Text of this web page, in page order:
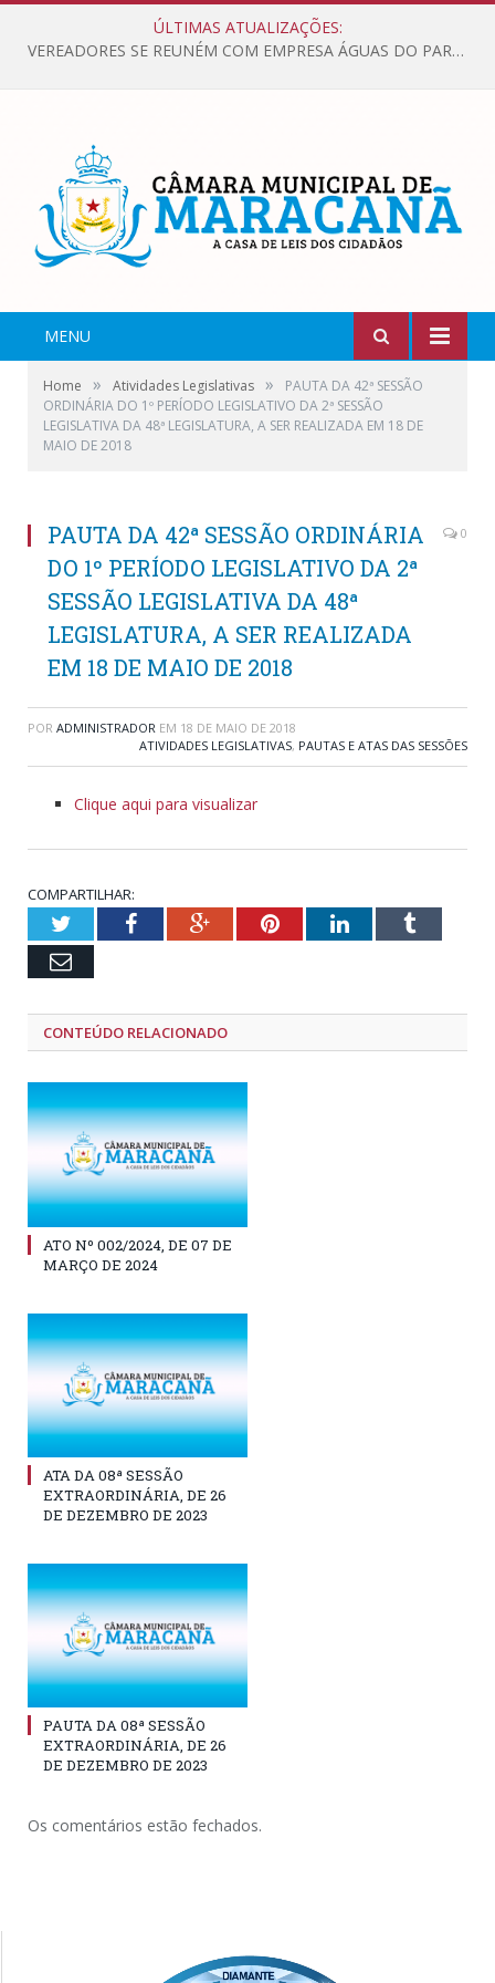
ÚLTIMAS ATUALIZAÇÕES:
VEREADORES SE REUNÉM COM EMPRESA ÁGUAS DO PARÁ, PARA APRESENTAR REIVINDICAÇÕES E MELHORIAS NA QUALIDADE DOS SERVIÇOS OFERECIDOS Á POPULAÇÃO.
MENU
Home » Atividades Legislativas »
PAUTA DA 42ª SESSÃO
ORDINÁRIA DO 1º PERÍODO LEGISLATIVO DA 2ª SESSÃO
LEGISLATIVA DA 48ª LEGISLATURA, A SER REALIZADA EM 18 DE
MAIO DE 2018
PAUTA DA 42ª SESSÃO ORDINÁRIA
DO 1º PERÍODO LEGISLATIVO DA 2ª
SESSÃO LEGISLATIVA DA 48ª
LEGISLATURA, A SER REALIZADA
EM 18 DE MAIO DE 2018
0
POR ADMINISTRADOR EM 18 DE MAIO DE 2018
ATIVIDADES LEGISLATIVAS, PAUTAS E ATAS DAS SESSÕES
Clique aqui para visualizar
COMPARTILHAR:
TwitterFacebookGoogle+PinterestLinkedInTumblr
Email
CONTEÚDO RELACIONADO
ATO Nº 002/2024, DE 07 DE
MARÇO DE 2024
ATA DA 08ª SESSÃO
EXTRAORDINÁRIA, DE 26
DE DEZEMBRO DE 2023
PAUTA DA 08ª SESSÃO
EXTRAORDINÁRIA, DE 26
DE DEZEMBRO DE 2023
Os comentários estão fechados.